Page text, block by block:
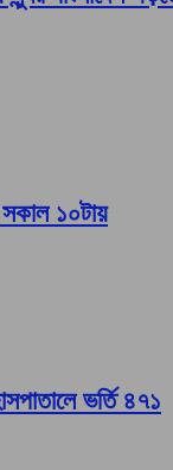
১০টায়
ভর্তি ৪৭১